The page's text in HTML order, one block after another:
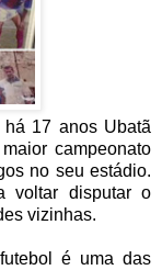
17 anos Ubatã
campeonato
no seu estádio.
voltar disputar o
vizinhas.
é uma das